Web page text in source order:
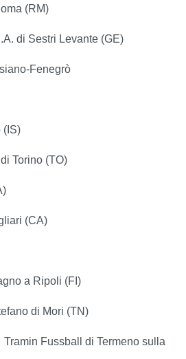
(RM)
di Sestri Levante (GE)
Fenegrò
(IS)
Torino (TO)
(CA)
a Ripoli (FI)
di Mori (TN)
Fussball di Termeno sulla